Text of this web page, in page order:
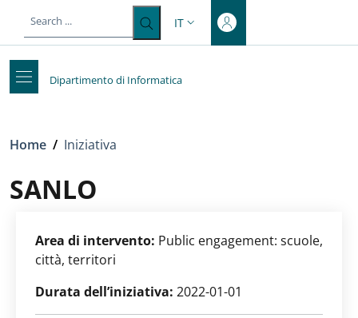
Top-level heading
Salta al contenuto principale
SELETTORE LINGUA: CURRENT
IT
Dipartimento di Informatica
Briciole di pane
Home / Iniziativa
SANLO
Area di intervento: Public engagement: scuole,
città, territori
Durata dell’iniziativa: 2022-01-01